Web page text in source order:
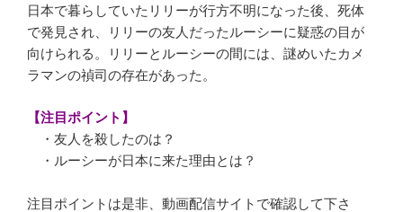
日本で暮らしていたリリーが行方不明になった後、死体
で発見され、リリーの友人だったルーシーに疑惑の目が
向けられる。リリーとルーシーの間には、謎めいたカメ
ラマンの禎司の存在があった。
【注目ポイント】
・友人を殺したのは？
・ルーシーが日本に来た理由とは ？
注目ポイントは是非、動画配信サイトで確認して下さ